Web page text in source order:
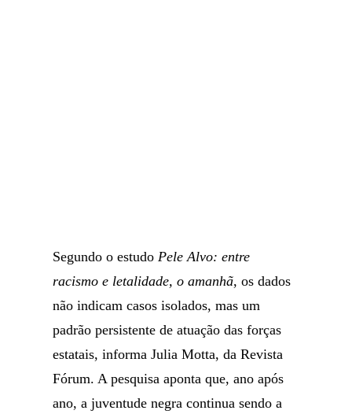
Segundo o estudoPele Alvo: entre
racismo e letalidade, o amanhã, os dados
não indicam casos isolados, mas um
padrão persistente de atuação das forças
estatais, informa Julia Motta, da Revista
Fórum. A pesquisa aponta que, ano após
ano, a juventude negra continua sendo a